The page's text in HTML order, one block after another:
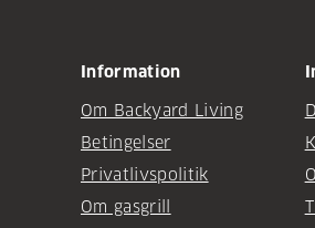
Information
Om Backyard Living
Betingelser
Privatlivspolitik
Om gasgrill